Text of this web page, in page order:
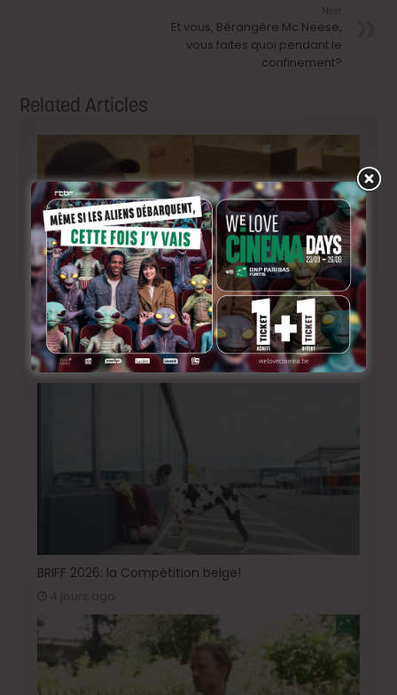
Et vous, Bérangère Mc Neese,
vous faites quoi pendant le
confinement?
Related Articles
BRIFF Express: Tom Adjibi et Adéola Hawna, « Ceci
n’est pas un film français ».
2 jours ago
BRIFF 2026: la Compétition belge!
4 jours ago